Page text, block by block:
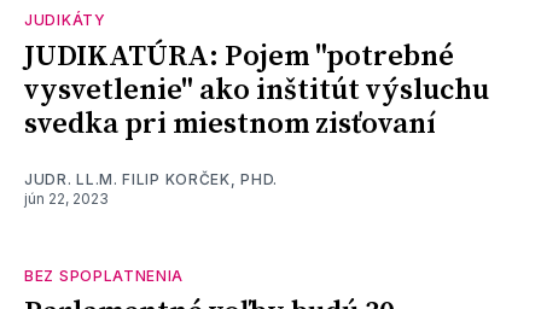
JUDIKÁTY
JUDIKATÚRA: Pojem "potrebné
vysvetlenie" ako inštitút výsluchu
svedka pri miestnom zisťovaní
JUDR. LL.M. FILIP KORČEK, PHD.
jún 22, 2023
BEZ SPOPLATNENIA